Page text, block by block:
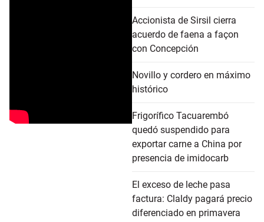
Accionista de Sirsil cierra
acuerdo de faena a façon
con Concepción
Novillo y cordero en máximo
histórico
Frigorífico Tacuarembó
quedó suspendido para
exportar carne a China por
presencia de imidocarb
El exceso de leche pasa
factura: Claldy pagará precio
diferenciado en primavera